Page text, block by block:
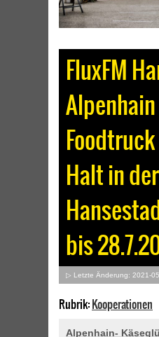
FluxFM
Alpenhain
Halt in der
bis
▷ Letzte Änderung: 2021-
Rubrik:Kooperationen
Alpenhain-